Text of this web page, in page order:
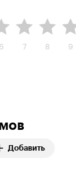
6 7 8 9
Добавить